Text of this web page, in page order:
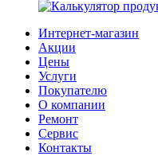
Интернет-магазин
Акции
Цены
Услуги
Покупателю
О компании
Ремонт
Сервис
Контакты